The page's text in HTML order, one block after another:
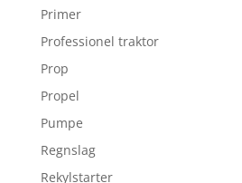
Primer
Professionel traktor
Prop
Propel
Pumpe
Regnslag
Rekylstarter